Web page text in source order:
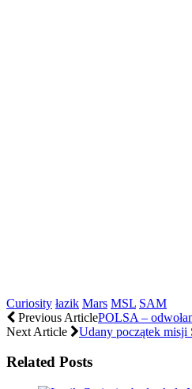
Curiosity łazik Mars MSL SAM
Previous ArticlePOLSA –
Next Article
Udany początek misji
Related Posts